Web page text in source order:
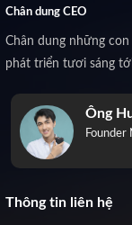
Chân dung CEO
Chân dung những
phát triển tươi sáng
Ông
Founder
Thông tin liên hệ